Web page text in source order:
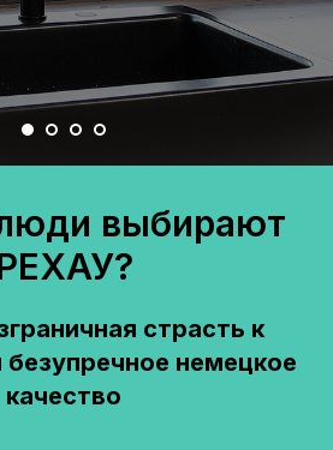
выбирают
страсть к
немецкое
качество